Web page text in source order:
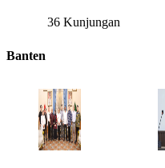
36 Kunjungan
Banten